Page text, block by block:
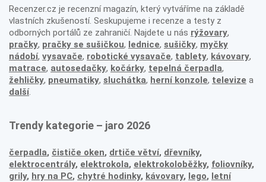
Recenzer.cz je recenzní magazín, který vytváříme na základě
vlastních zkušeností. Seskupujeme i recenze a testy z
odborných portálů ze zahraničí. Najdete u nás rýžovary,
pračky, pračky se sušičkou, lednice, sušičky, myčky
nádobí, vysavače, robotické vysavače, tablety, kávovary,
matrace, autosedačky, kočárky, tepelná čerpadla,
žehličky, pneumatiky, sluchátka, herní konzole, televize a
další.
Trendy kategorie – jaro 2026
čerpadla, čističe oken, drtiče větví, dřevníky,
elektrocentrály, elektrokola, elektrokoloběžky, foliovníky,
grily, hry na PC, chytré hodinky, kávovary, lego, letní